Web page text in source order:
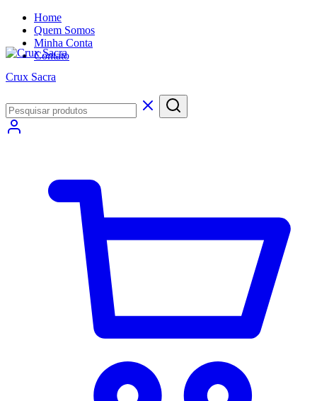
Home
Quem Somos
Minha Conta
Contato
Crux Sacra